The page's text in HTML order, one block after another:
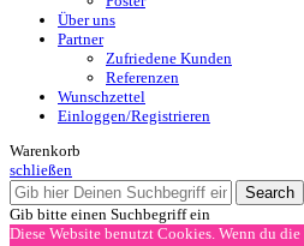
Über uns
Partner
Zufriedene Kunden
Referenzen
Wunschzettel
Einloggen/Registrieren
Warenkorb
schließen
Search
Gib bitte einen Suchbegriff ein
Diese Website benutzt Cookies. Wenn du